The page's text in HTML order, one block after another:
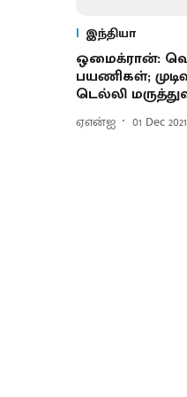
இந்தியா
ஒமைக்ரான்:
பயணிகள்;
டெல்லி
ஏஎன்ஐ 01 Dec 2021